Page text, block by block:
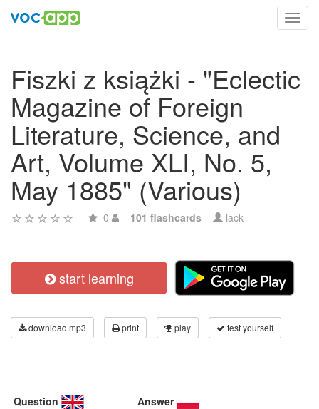
Fiszki z książki - "Eclectic
Magazine of Foreign
Literature, Science, and
Art, Volume XLI, No. 5,
May 1885" (Various)
0 101 flashcards lack
start learning
download mp3 print play test yourself
Question Answer